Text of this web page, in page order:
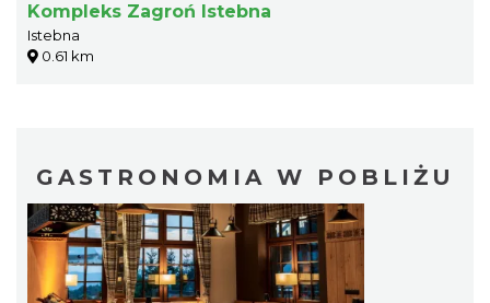
Kompleks Zagroń Istebna
Istebna
0.61 km
GASTRONOMIA W POBLIŻU